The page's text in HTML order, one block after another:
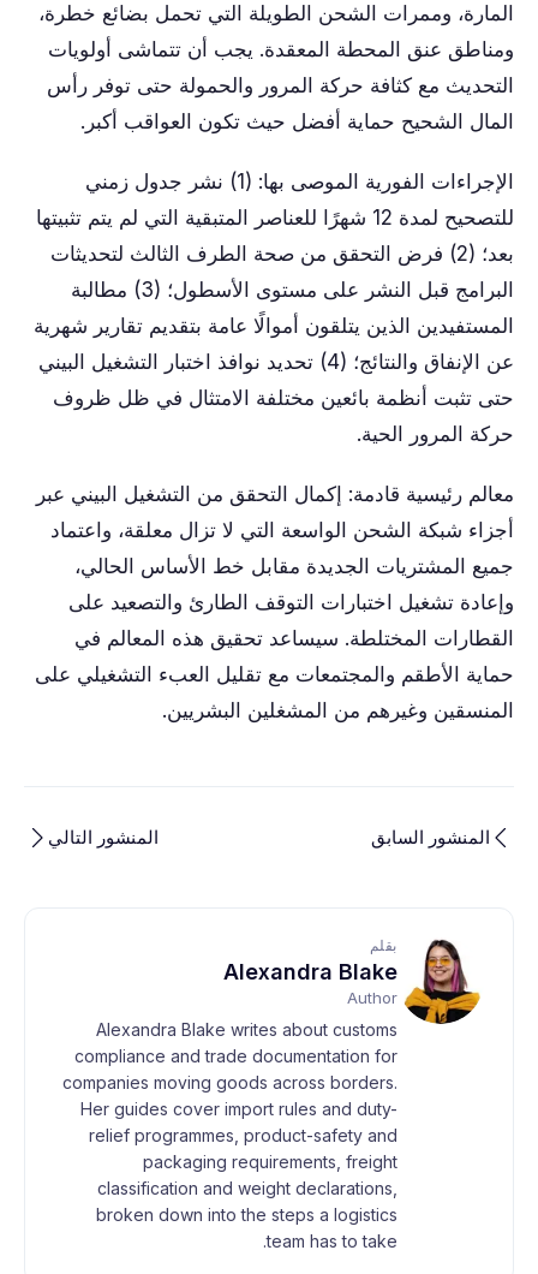
المارة، وممرات الشحن الطويلة التي تحمل بضائع خطرة،
ومناطق عنق المحطة المعقدة. يجب أن تتماشى أولويات
التحديث مع كثافة حركة المرور والحمولة حتى توفر رأس
المال الشحيح حماية أفضل حيث تكون العواقب أكبر.
الإجراءات الفورية الموصى بها: (1) نشر جدول زمني
للتصحيح لمدة 12 شهرًا للعناصر المتبقية التي لم يتم تثبيتها
بعد؛ (2) فرض التحقق من صحة الطرف الثالث لتحديثات
البرامج قبل النشر على مستوى الأسطول؛ (3) مطالبة
المستفيدين الذين يتلقون أموالًا عامة بتقديم تقارير شهرية
عن الإنفاق والنتائج؛ (4) تحديد نوافذ اختبار التشغيل البيني
حتى تثبت أنظمة بائعين مختلفة الامتثال في ظل ظروف
حركة المرور الحية.
معالم رئيسية قادمة: إكمال التحقق من التشغيل البيني عبر
أجزاء شبكة الشحن الواسعة التي لا تزال معلقة، واعتماد
جميع المشتريات الجديدة مقابل خط الأساس الحالي،
وإعادة تشغيل اختبارات التوقف الطارئ والتصعيد على
القطارات المختلطة. سيساعد تحقيق هذه المعالم في
حماية الأطقم والمجتمعات مع تقليل العبء التشغيلي على
المنسقين وغيرهم من المشغلين البشريين.
المنشور السابق المنشور التالي
بقلم
Alexandra Blake
Author
Alexandra Blake writes about customs
compliance and trade documentation for
companies moving goods across borders.
Her guides cover import rules and duty-
relief programmes, product-safety and
packaging requirements, freight
classification and weight declarations,
broken down into the steps a logistics
team has to take.